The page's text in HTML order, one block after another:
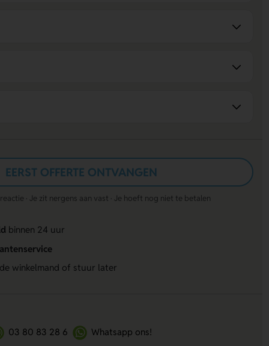
EERST OFFERTE ONTVANGEN
· Je zit nergens aan vast · Je hoeft nog niet te betalen
binnen 24 uur
winkelmand of stuur later
03 80 83 28 6 Whatsapp ons!